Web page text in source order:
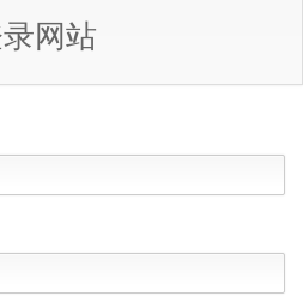
网站